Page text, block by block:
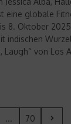
eine globale
8. Oktober
indischen
Laugh“ von Los
... 70